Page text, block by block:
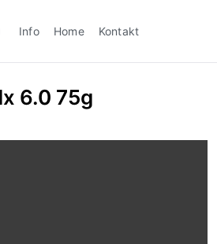
Info Home Kontakt
6.0 75g